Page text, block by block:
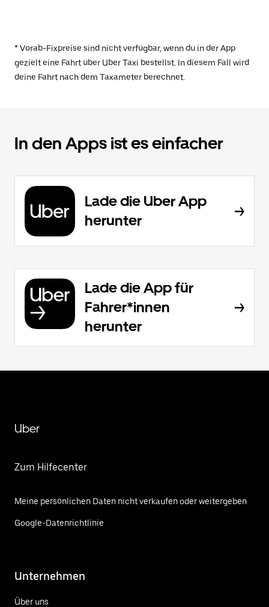
* Vorab-Fixpreise sind nicht verfügbar, wenn du in der App
gezielt eine Fahrt über Uber Taxi bestellst. In diesem Fall wird
deine Fahrt nach dem Taxameter berechnet.
In den Apps ist es einfacher
Lade die Uber App
herunter
Lade die App für
Fahrer*innen
herunter
Uber
Zum Hilfecenter
Meine persönlichen Daten nicht verkaufen oder weitergeben
Google-Datenrichtlinie
Unternehmen
Über uns